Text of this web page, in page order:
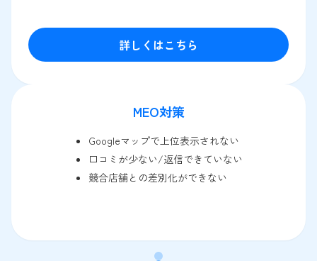
詳しくはこちら
MEO対策
Googleマップで上位表示されない
口コミが少ない/返信できていない
競合店舗との差別化ができない